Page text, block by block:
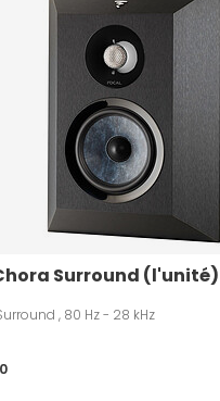
Surround
, 80 Hz - 28 kHz